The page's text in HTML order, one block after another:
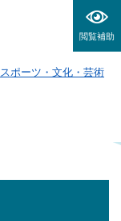
閲覧補助
スポーツ・文化・芸術